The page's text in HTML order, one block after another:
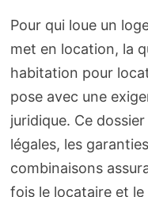
Pour qui loue un
met en location, la
habitation pour
pose avec une
juridique. Ce
légales, les
combinaisons
fois le locataire et le